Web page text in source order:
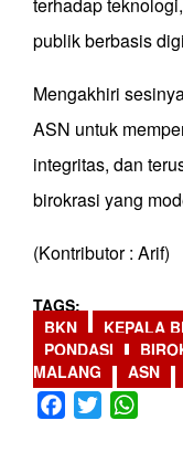
publik berbasis
Mengakhiri
ASN untuk
integritas, dan
birokrasi yang
(Kontributor : Arif)
TAGS
BKN
KEPALA
PONDASI
MALANG
ASN
Facebook
Twitter